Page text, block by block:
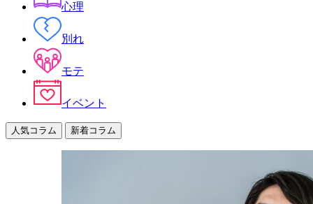
心理
別れ
モテ
イベント
人気コラム 新着コラム